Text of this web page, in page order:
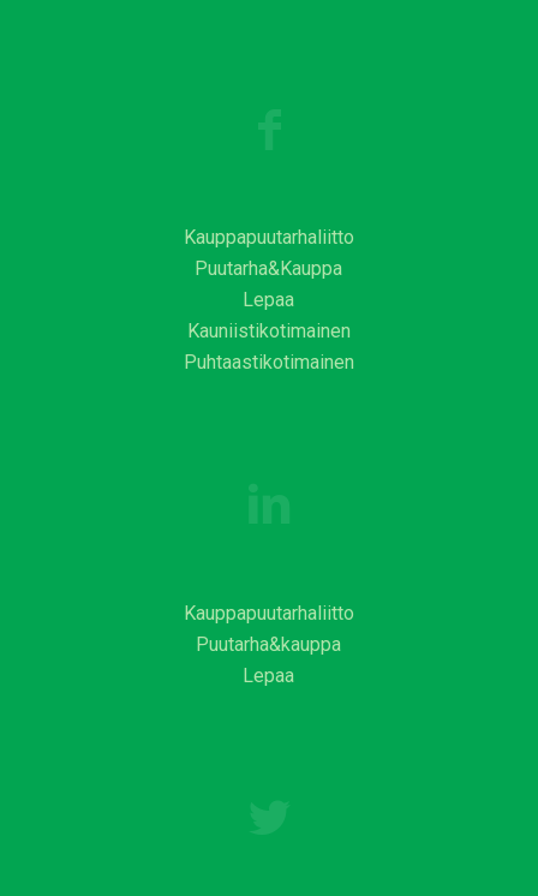
Kauppapuutarhaliitto
Puutarha&Kauppa
Lepaa
Kauniistikotimainen
Puhtaastikotimainen
Kauppapuutarhaliitto
Puutarha&kauppa
Lepaa